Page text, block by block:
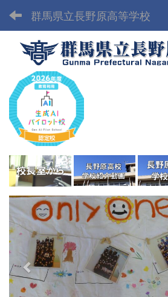
群馬県立長野原高等学校
p
r
e
v
i
o